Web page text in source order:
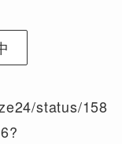
status/158